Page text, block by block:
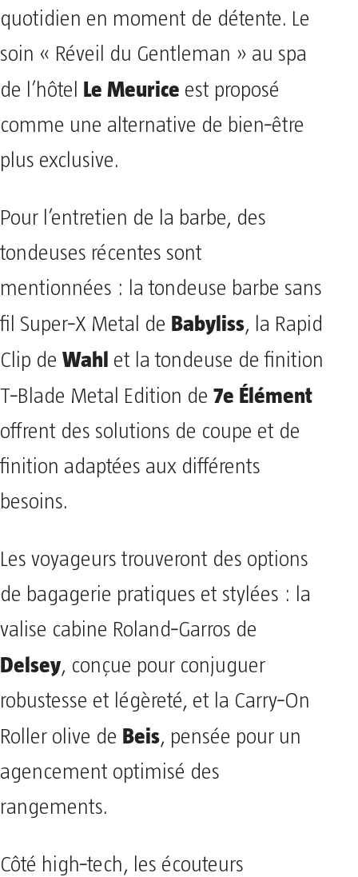
quotidien en moment de détente. Le
soin « Réveil du Gentleman » au spa
de l’hôtel Le Meurice est proposé
comme une alternative de bien‑être
plus exclusive.
Pour l’entretien de la barbe, des
tondeuses récentes sont
mentionnées : la tondeuse barbe sans
fil Super‑X Metal de Babyliss, la Rapid
Clip de Wahl et la tondeuse de finition
T‑Blade Metal Edition de 7e Élément
offrent des solutions de coupe et de
finition adaptées aux différents
besoins.
Les voyageurs trouveront des options
de bagagerie pratiques et stylées : la
valise cabine Roland‑Garros de
Delsey, conçue pour conjuguer
robustesse et légèreté, et la Carry‑On
Roller olive de Beis, pensée pour un
agencement optimisé des
rangements.
Côté high‑tech, les écouteurs